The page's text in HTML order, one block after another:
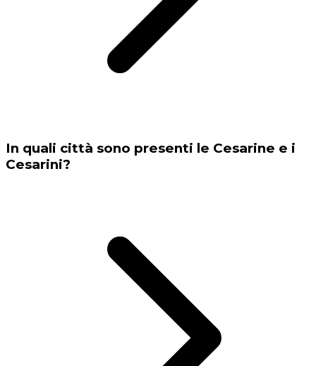
In quali città sono presenti le Cesarine e i
Cesarini?